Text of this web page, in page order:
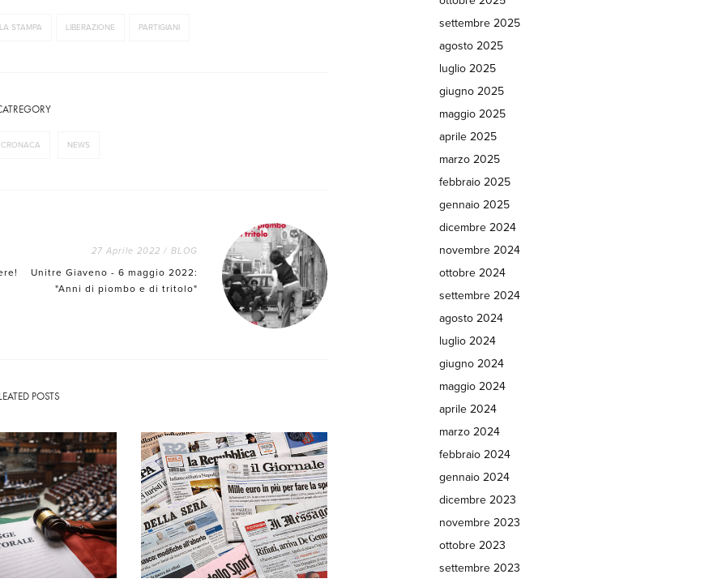
LA STAMPA LIBERAZIONE PARTIGIANI
CRONACA NEWS
27 Aprile 2022 / BLOG
Unitre Giaveno - 6 maggio 2022:
"Anni di piombo e di tritolo"
POSTS
settembre 2025
agosto 2025
luglio 2025
giugno 2025
maggio 2025
aprile 2025
marzo 2025
febbraio 2025
gennaio 2025
dicembre 2024
novembre 2024
ottobre 2024
settembre 2024
agosto 2024
luglio 2024
giugno 2024
maggio 2024
aprile 2024
marzo 2024
febbraio 2024
gennaio 2024
dicembre 2023
novembre 2023
ottobre 2023
settembre 2023